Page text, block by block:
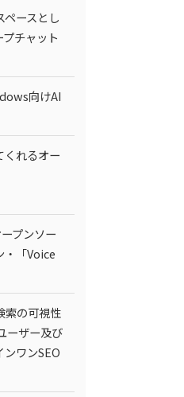
ースとし
チャット
向けAI
くれるオー
プンソー
・「Voice
索の可視性
ーザー及び
ワンSEO